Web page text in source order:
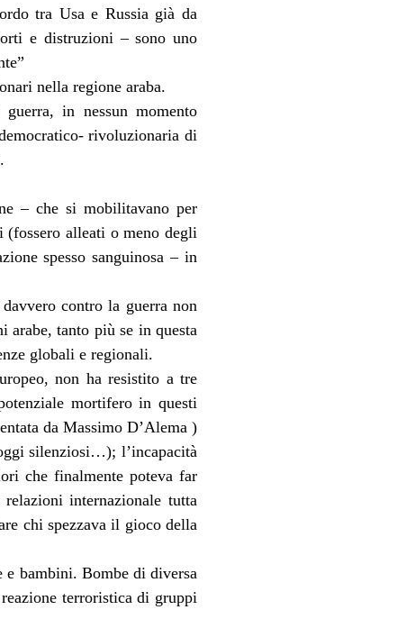
tra Usa e Russia già da
e distruzioni – sono uno
nella regione araba.
in nessun momento
rivoluzionaria di
– che si mobilitavano per
alleati o meno degli
spesso sanguinosa – in
contro la guerra non
arabe, tanto più se in questa
globali e regionali.
non ha resistito a tre
mortifero in questi
da Massimo D’Alema )
silenziosi…); l’incapacità
che finalmente poteva far
internazionale tutta
chi spezzava il gioco della
e bambini. Bombe di diversa
terroristica di gruppi